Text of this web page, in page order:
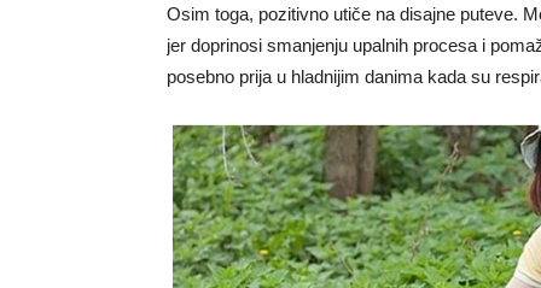
Osim toga, pozitivno utiče na disajne puteve.
jer doprinosi smanjenju upalnih procesa i
posebno prija u hladnijim danima kada su